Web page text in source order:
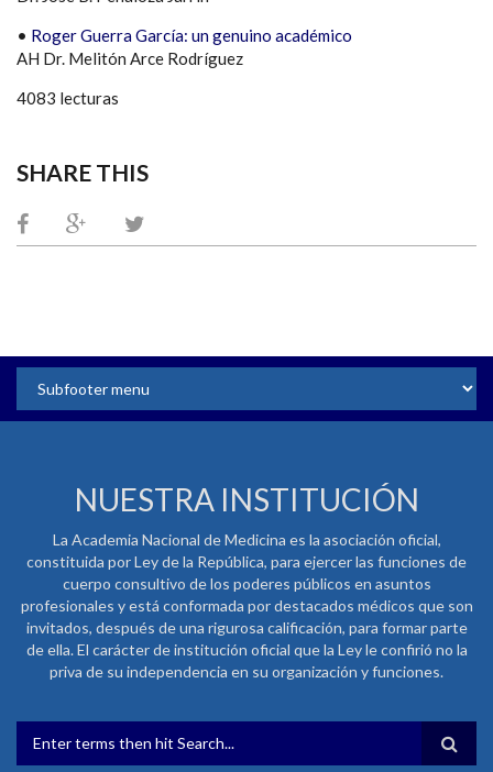
• Roger Guerra García: un genuino académico
AH Dr. Melitón Arce Rodríguez
4083 lecturas
SHARE THIS
NUESTRA INSTITUCIÓN
La Academia Nacional de Medicina es la asociación oficial,
constituida por Ley de la República, para ejercer las funciones de
cuerpo consultivo de los poderes públicos en asuntos
profesionales y está conformada por destacados médicos que son
invitados, después de una rigurosa calificación, para formar parte
de ella. El carácter de institución oficial que la Ley le confirió no la
priva de su independencia en su organización y funciones.
FORMULARIO DE BÚSQUEDA